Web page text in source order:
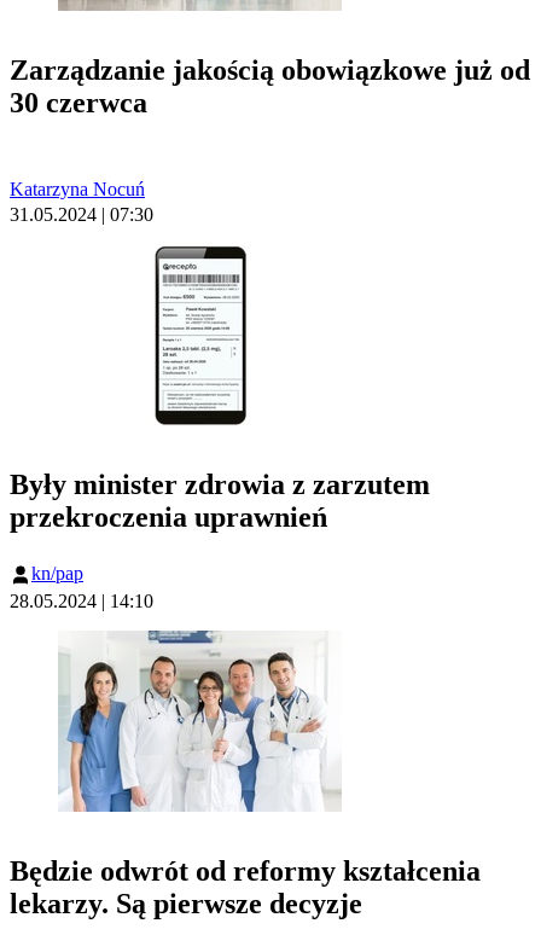
Zarządzanie jakością obowiązkowe już od
30 czerwca
Katarzyna Nocuń
31.05.2024 | 07:30
Były minister zdrowia z zarzutem
przekroczenia uprawnień
kn/pap
28.05.2024 | 14:10
Będzie odwrót od reformy kształcenia
lekarzy. Są pierwsze decyzje